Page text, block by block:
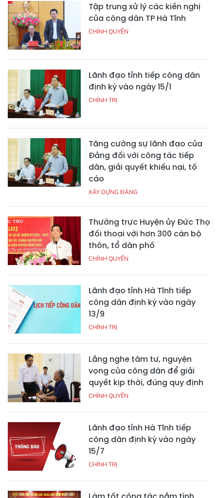
Tập trung xử lý các kiến nghị
của công dân TP Hà Tĩnh
CHÍNH QUYỀN
Lãnh đạo tỉnh tiếp công dân
định kỳ vào ngày 15/1
CHÍNH TRỊ
Tăng cường sự lãnh đạo của
Đảng đối với công tác tiếp
dân, giải quyết khiếu nại, tố
cáo
XÂY DỰNG ĐẢNG
Thường trực Huyện ủy Đức Thọ
đối thoại với hơn 300 cán bộ
thôn, tổ dân phố
CHÍNH QUYỀN
Lãnh đạo tỉnh Hà Tĩnh tiếp
công dân định kỳ vào ngày
13/9
CHÍNH TRỊ
Lắng nghe tâm tư, nguyện
vọng của công dân để giải
quyết kịp thời, đúng quy định
CHÍNH QUYỀN
Lãnh đạo tỉnh Hà Tĩnh tiếp
công dân định kỳ vào ngày
15/7
CHÍNH TRỊ